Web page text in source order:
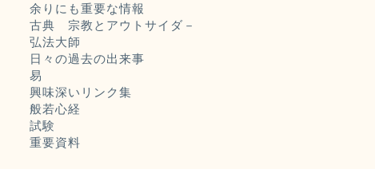
余りにも重要な情報
古典 宗教とアウトサイダ－
弘法大師
日々の過去の出来事
易
興味深いリンク集
般若心経
試験
重要資料